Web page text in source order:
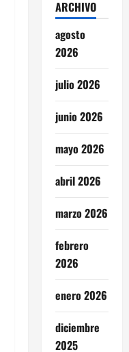
ARCHIVO
agosto
2026
julio 2026
junio 2026
mayo 2026
abril 2026
marzo 2026
febrero
2026
enero 2026
diciembre
2025